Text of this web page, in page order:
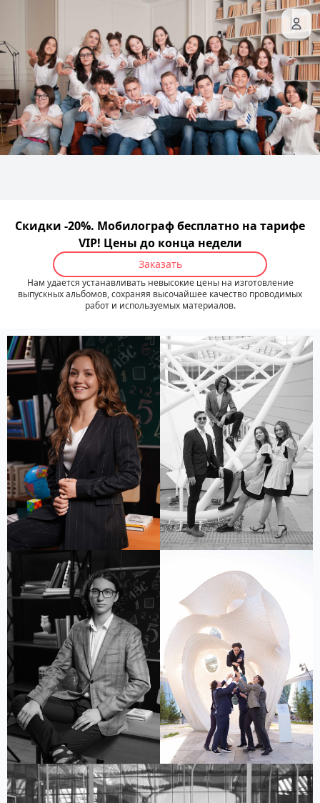
Скидки -20%. Мобилограф бесплатно на тарифе
VIP! Цены до конца недели
Заказать
Нам удается устанавливать невысокие цены на изготовление
выпускных альбомов, сохраняя высочайшее качество проводимых
работ и используемых материалов.